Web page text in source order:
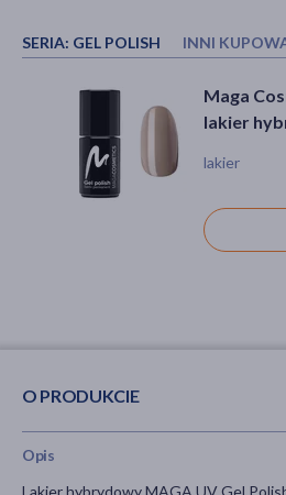
SERIA: GEL POLISH INNI
ONYnail,
krem,
Maga
lakier
lakier
O PRODUKCIE
Opis